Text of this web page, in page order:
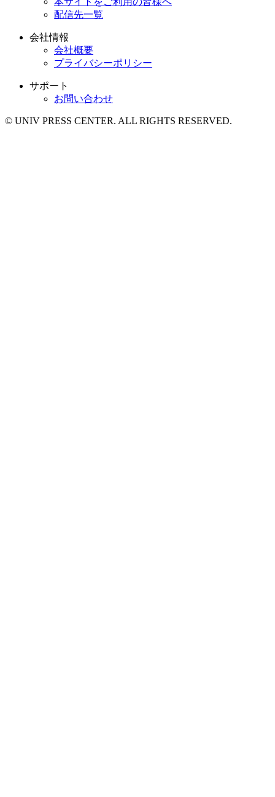
配信先一覧
会社情報
会社概要
プライバシーポリシー
サポート
お問い合わせ
© UNIV PRESS CENTER. ALL RIGHTS RESERVED.